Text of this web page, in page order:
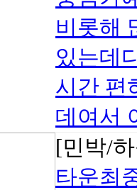
비롯해
있는데
시간 편
데여서
[민박/
타운최